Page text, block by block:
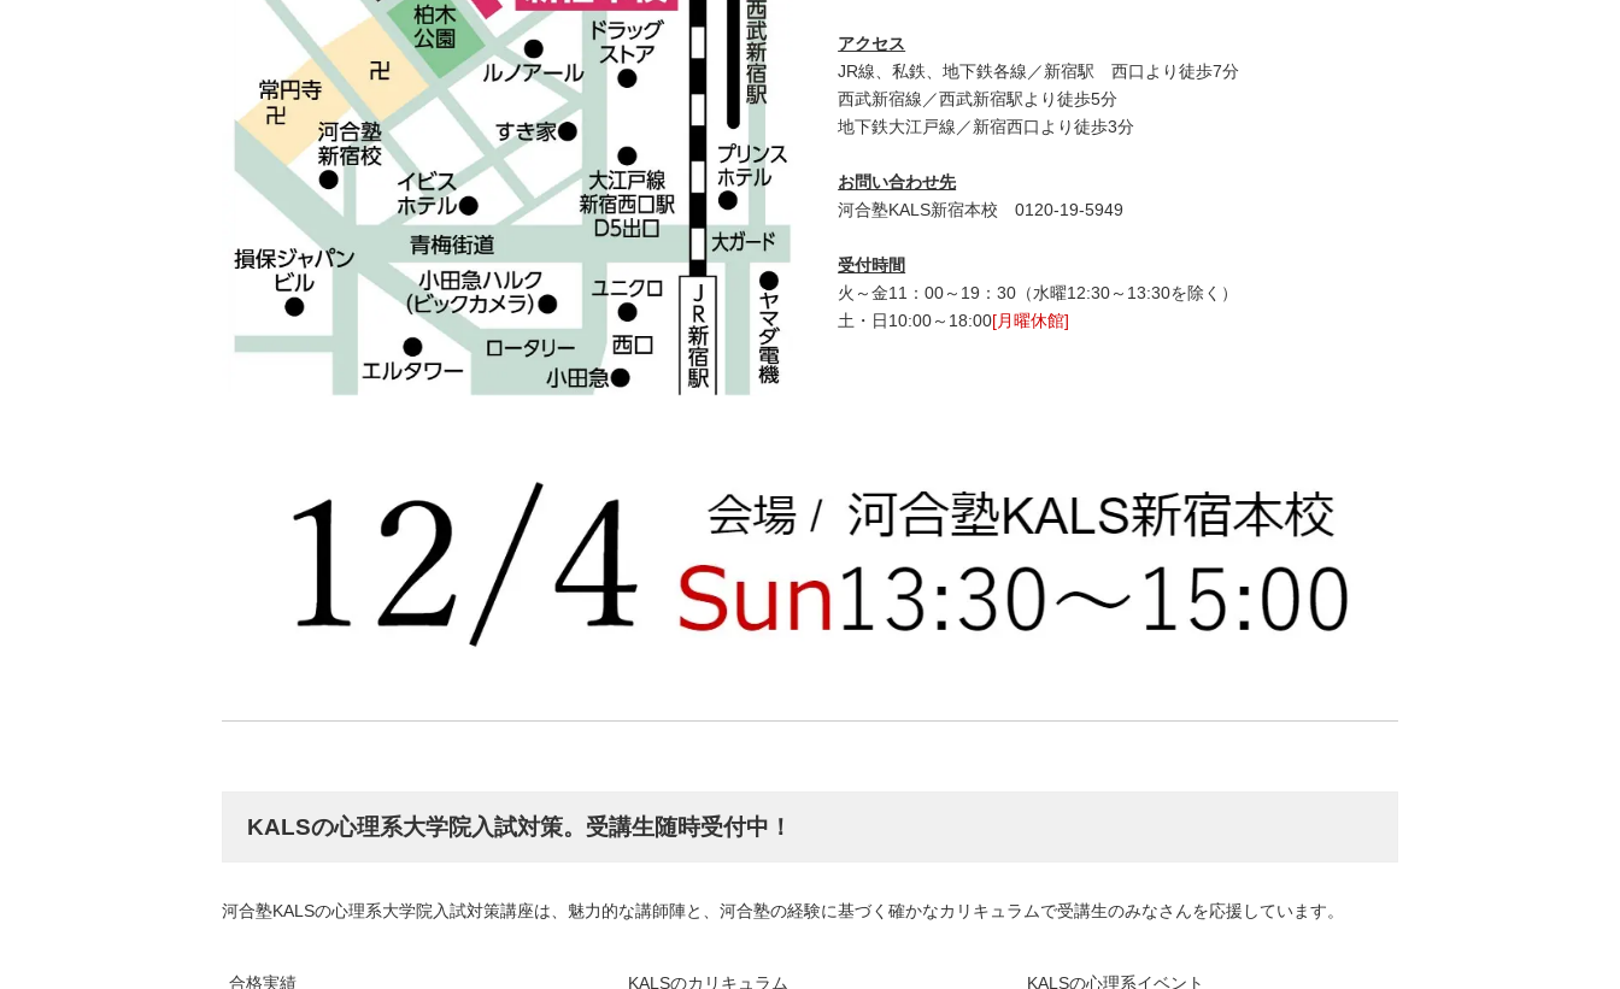
アクセス
JR線、私鉄、地下鉄各線／新宿駅 西口より徒歩7分
西武新宿線／西武新宿駅より徒歩5分
地下鉄大江戸線／新宿西口より徒歩3分
お問い合わせ先
河合塾KALS新宿本校 0120‐19‐5949
受付時間
火～金11：00～19：30（水曜12:30～13:30を除く）
土・日10:00～18:00[月曜休館]
KALSの心理系大学院入試対策。受講生随時受付中！
河合塾KALSの心理系大学院入試対策講座は、魅力的な講師陣と、河合塾の経験に基づく確かなカリキュラムで受講生のみなさんを応援しています。
合格実績 KALSのカリキュラム KALSの心理系イベント